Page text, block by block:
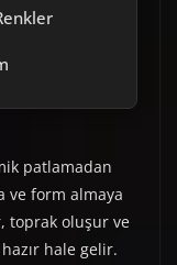
patlamadan
ve form almaya
toprak oluşur ve
hale gelir.